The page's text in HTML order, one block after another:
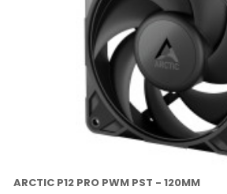
ARCTIC P12 PRO PWM PST - 120MM